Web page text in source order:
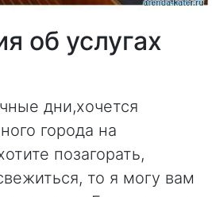
об услугах
дни,хочется
города на
позагорать,
то я могу вам